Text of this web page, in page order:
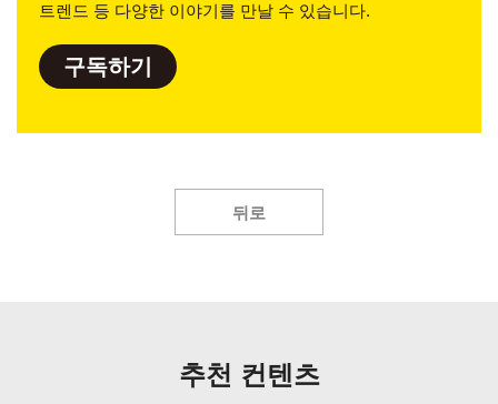
트렌드 등 다양한 이야기를 만날 수 있습니다.
구독하기
뒤로
추천 컨텐츠